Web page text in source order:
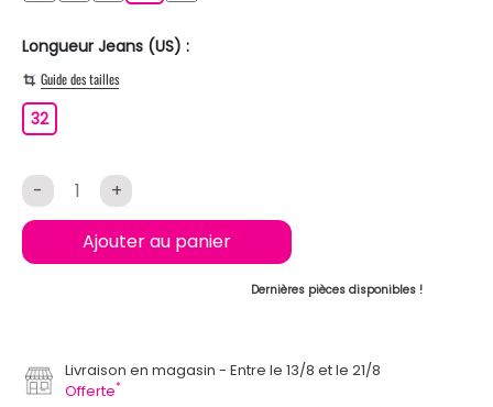
Longueur Jeans (US) :
Guide des tailles
3232
- +
Ajouter au panier
Dernières pièces disponibles !
Livraison en magasin
Entre le 13/8 et le 21/8
Offerte*